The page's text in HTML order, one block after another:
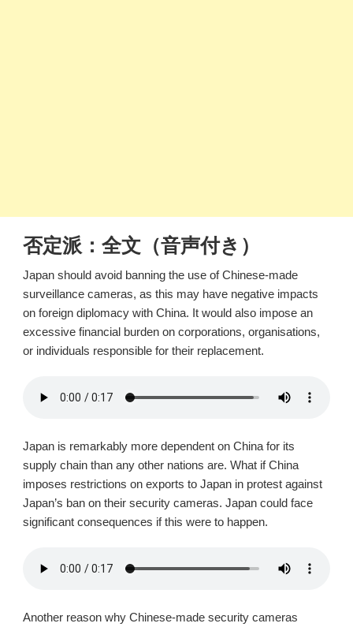
否定派：全文（音声付き）
Japan should avoid banning the use of Chinese-made
surveillance cameras, as this may have negative impacts
on foreign diplomacy with China. It would also impose an
excessive financial burden on corporations, organisations,
or individuals responsible for their replacement.
Japan is remarkably more dependent on China for its
supply chain than any other nations are. What if China
imposes restrictions on exports to Japan in protest against
Japan’s ban on their security cameras. Japan could face
significant consequences if this were to happen.
Another reason why Chinese-made security cameras